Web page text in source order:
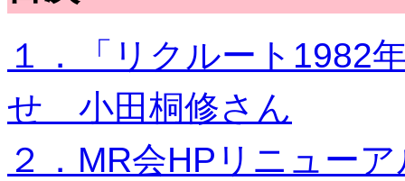
１．「リクルート1982
せ 小田桐修さん
２．MR会HPリニュー